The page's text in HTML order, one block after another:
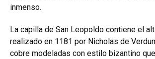
inmenso.
La capilla de San Leopoldo contiene el
realizado en 1181 por Nicholas de
cobre modeladas con estilo bizantino